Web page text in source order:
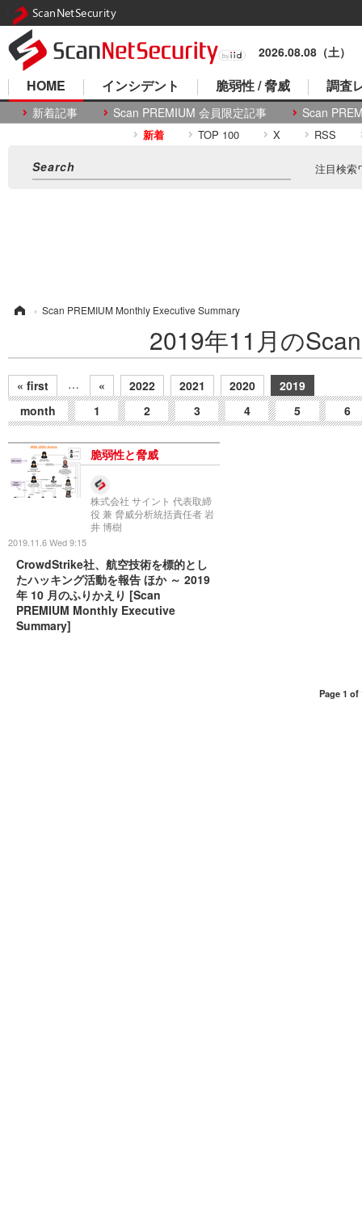
2026.08.08（土）
HOME
新着記事 Scan PREMIUM 会員限定記事 Scan
インシデント 脆弱性 / 脅威 調査
新着 TOP 100 X RSS
注目検索
› Scan PREMIUM Monthly Executive Summary
2019年11月の
« first … « 2022 2021 2020
2019
month
1 2 3 4 5 6
脆弱性と脅威
株式会社 サイント 代表取締
役 兼 脅威分析統括責任者 岩
井 博樹
2019.11.6 Wed 9:15
CrowdStrike社、航空技術を標的とし
たハッキング活動を報告 ほか ～ 2019
年 10 月のふりかえり [Scan
PREMIUM Monthly Executive
Summary]
Page 1 of
ScanNetSecurity